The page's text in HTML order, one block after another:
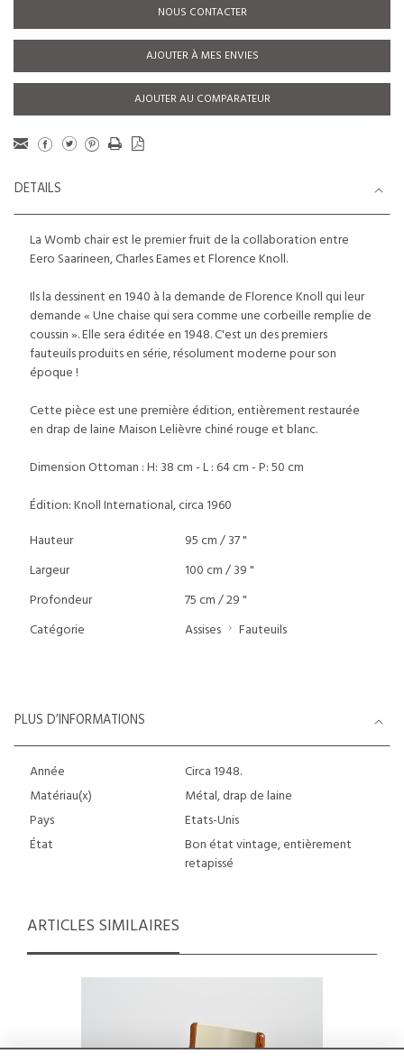
NOUS CONTACTER
AJOUTER À MES ENVIES
AJOUTER AU COMPARATEUR
DETAILS
La Womb chair est le premier fruit de la collaboration entre
Eero Saarineen, Charles Eames et Florence Knoll.
Ils la dessinent en 1940 à la demande de Florence Knoll qui leur
demande « Une chaise qui sera comme une corbeille remplie de
coussin ». Elle sera éditée en 1948. C'est un des premiers
fauteuils produits en série, résolument moderne pour son
époque !
Cette pièce est une première édition, entièrement restaurée
en drap de laine Maison Lelièvre chiné rouge et blanc.
Dimension Ottoman : H: 38 cm - L : 64 cm - P: 50 cm
Édition: Knoll International, circa 1960
Hauteur
95 cm / 37 "
Largeur
100 cm / 39 "
Profondeur
75 cm / 29 "
Catégorie
Assises Fauteuils
PLUS D’INFORMATIONS
Année
Circa 1948.
Matériau(x)
Métal, drap de laine
Pays
Etats-Unis
État
Bon état vintage, entièrement
retapissé
ARTICLES SIMILAIRES